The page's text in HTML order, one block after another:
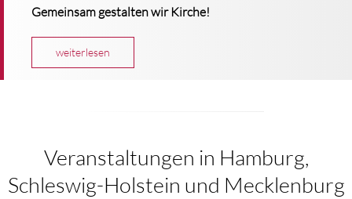
Gemeinsam gestalten wir Kirche!
weiterlesen
Veranstaltungen in Hamburg,
Schleswig-Holstein und Mecklenburg